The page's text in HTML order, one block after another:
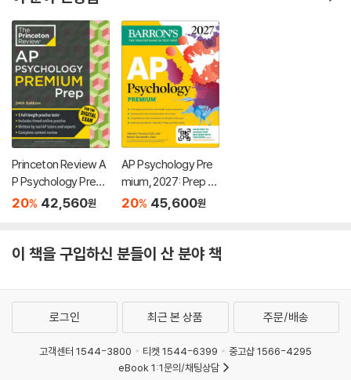
Princeton Review A
P Psychology Premi
um Prep, 24th Editio
line + Content Revie
20% 42,560원
AP Psychology Pre
mium, 2027: Prep B
ook with 4 Practice
ne Practice
20% 45,600원
이 책을 구입하신 분들이 산 분야 책
로그인 최근 본 상품 주문/배송
고객센터 1544-3800 티켓 1544-6399
중고샵 1566-4295
eBook 1:1문의/채팅상담